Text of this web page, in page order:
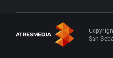
San